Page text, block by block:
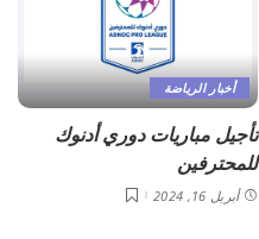
أخبار الرياضة
تأجيل مباريات دوري أدنوك
للمحترفين
أبريل 16, 2024